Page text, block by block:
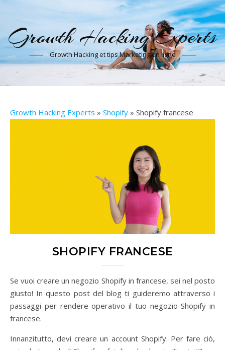
Growth Hacking Experts
Growth Hacking et tips Marketing en ligne
Growth Hacking Experts » Shopify » Shopify francese
SHOPIFY FRANCESE
Se vuoi creare un negozio Shopify in francese, sei nel posto
giusto! In questo post del blog ti guideremo attraverso i
passaggi per rendere operativo il tuo negozio Shopify in
francese.
Innanzitutto, devi creare un account Shopify. Per fare ciò,